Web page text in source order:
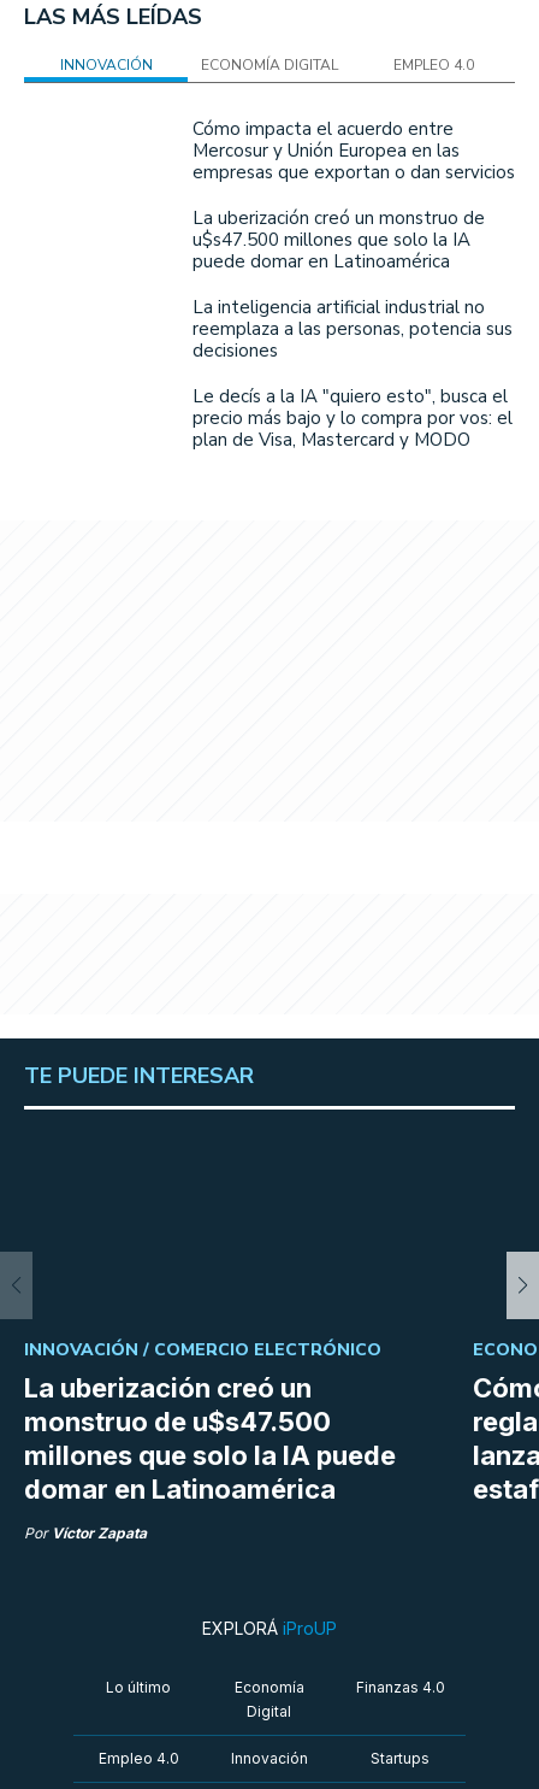
LAS MÁS LEÍDAS
INNOVACIÓN ECONOMÍA DIGITAL EMPLEO 4.0
Cómo impacta el acuerdo entre
Mercosur y Unión Europea en las
empresas que exportan o dan servicios
La uberización creó un monstruo de
u$s47.500 millones que solo la IA
puede domar en Latinoamérica
La inteligencia artificial industrial no
reemplaza a las personas, potencia sus
decisiones
Le decís a la IA "quiero esto", busca el
precio más bajo y lo compra por vos: el
plan de Visa, Mastercard y MODO
TE PUEDE INTERESAR
La uberización creó un
monstruo de u$s47.500
millones que solo la IA puede
domar en Latinoamérica
INNOVACIÓN / COMERCIO ELECTRÓNICO
Por Víctor Zapata
EXPLORÁ iProUP
Lo último
Economía
Digital
Finanzas 4.0
Empleo 4.0 Innovación Startups